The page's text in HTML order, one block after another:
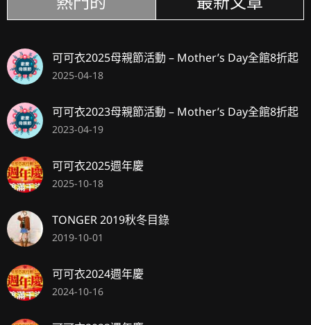
可可衣2025母親節活動 – Mother’s Day全館8折起
2025-04-18
可可衣2023母親節活動 – Mother’s Day全館8折起
2023-04-19
可可衣2025週年慶
2025-10-18
TONGER 2019秋冬目錄
2019-10-01
可可衣2024週年慶
2024-10-16